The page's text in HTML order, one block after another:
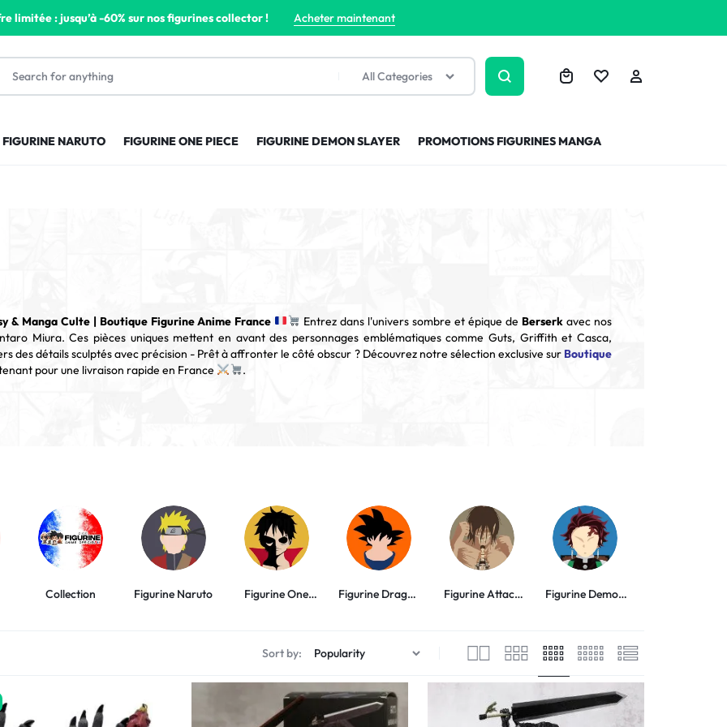
limitée : jusqu’à -60% sur nos figurines collector ! Acheter maintenant
All Categories
FIGURINE NARUTO FIGURINE ONE PIECE FIGURINE DEMON SLAYER PROMOTIONS FIGURINES MANGA
& Manga Culte | Boutique Figurine Anime France Entrez dans l'univers sombre et épique de Berserk avec nos
Miura. Ces pièces uniques mettent en avant des personnages emblématiques comme Guts, Griffith et Casca,
des détails sculptés avec précision - Prêt à affronter le côté obscur ? Découvrez notre sélection exclusive sur Boutique
pour une livraison rapide en France
.
Collection Figurine Naruto
Figurine One
Figurine Dragon
Figurine Attack
Figurine Demon
Sort by: